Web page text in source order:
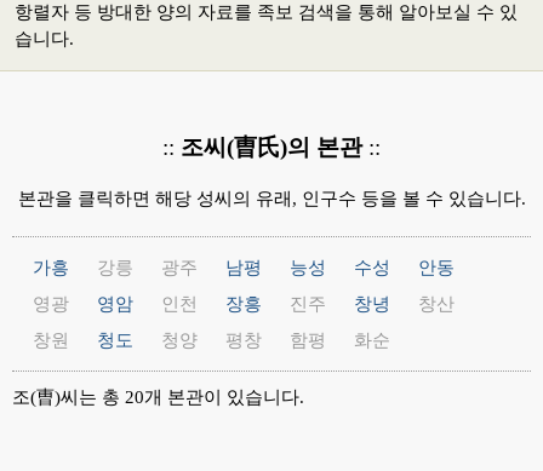
항렬자 등 방대한 양의 자료를 족보 검색을 통해 알아보실 수 있
습니다.
:: 조씨(曺氏)의 본관::
본관을 클릭하면 해당 성씨의 유래, 인구수 등을 볼 수 있습니다.
가흥 강릉 광주 남평 능성 수성
안동
영광
영암 인천 장흥 진주 창녕
창산
창원
청도 청양 평창 함평 화순
조(曺)씨는 총 20개 본관이 있습니다.